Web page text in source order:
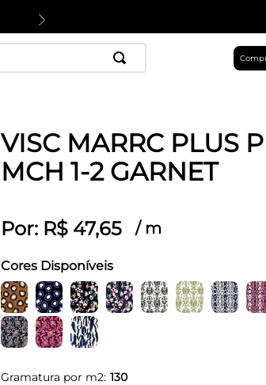
VISC MARRC PLUS
MCH 1-2 GARNET
Por: R$ 47,65 / m
Cores Disponíveis
Gramatura por m2: 130